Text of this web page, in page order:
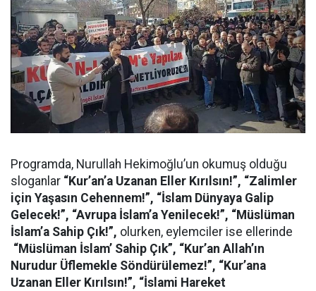
Programda, Nurullah Hekimoğlu’un okumuş olduğu
sloganlar “Kur’an’a Uzanan Eller Kırılsın!”, “Zalimler
için Yaşasın Cehennem!”, “İslam Dünyaya Galip
Gelecek!”, “Avrupa İslam’a Yenilecek!”, “Müslüman
İslam’a Sahip Çık!”, olurken, eylemciler ise ellerinde
“Müslüman İslam’ Sahip Çık”, “Kur’an Allah’ın
Nurudur Üflemekle Söndürülemez!”, “Kur’ana
Uzanan Eller Kırılsın!”, “İslami Hareket